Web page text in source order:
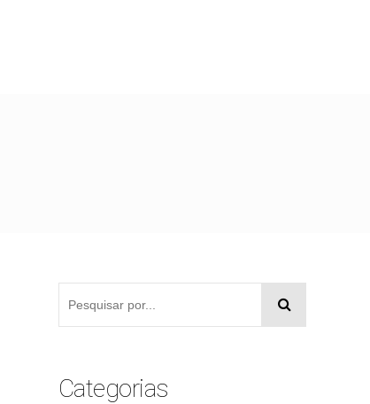
Categorias